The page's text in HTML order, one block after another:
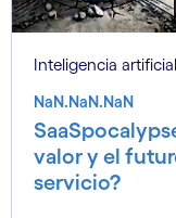
Inteligencia artificial
NaN.NaN.NaN
valor y el
servicio?